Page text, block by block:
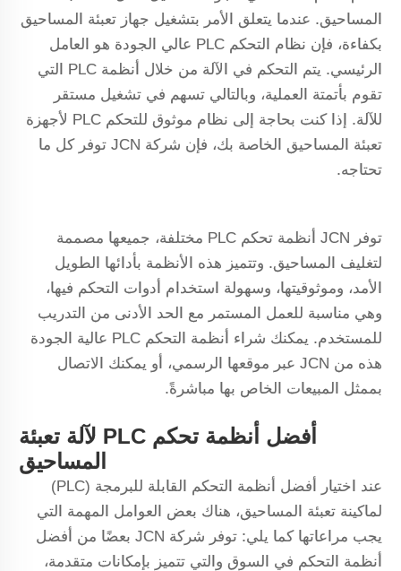
المساحيق. عندما يتعلق الأمر بتشغيل جهاز تعبئة المساحيق
بكفاءة، فإن نظام التحكم PLC عالي الجودة هو العامل
الرئيسي. يتم التحكم في الآلة من خلال أنظمة PLC التي
تقوم بأتمتة العملية، وبالتالي تسهم في تشغيل مستقر
للآلة. إذا كنت بحاجة إلى نظام موثوق للتحكم PLC لأجهزة
تعبئة المساحيق الخاصة بك، فإن شركة JCN توفر كل ما
تحتاجه.
توفر JCN أنظمة تحكم PLC مختلفة، جميعها مصممة
لتغليف المساحيق. وتتميز هذه الأنظمة بأدائها الطويل
الأمد، وموثوقيتها، وسهولة استخدام أدوات التحكم فيها،
وهي مناسبة للعمل المستمر مع الحد الأدنى من التدريب
للمستخدم. يمكنك شراء أنظمة التحكم PLC عالية الجودة
هذه من JCN عبر موقعها الرسمي، أو يمكنك الاتصال
بممثل المبيعات الخاص بها مباشرةً.
أفضل أنظمة تحكم PLC لآلة تعبئة
المساحيق
عند اختيار أفضل أنظمة التحكم القابلة للبرمجة (PLC)
لماكينة تعبئة المساحيق، هناك بعض العوامل المهمة التي
يجب مراعاتها كما يلي: توفر شركة JCN بعضًا من أفضل
أنظمة التحكم في السوق والتي تتميز بإمكانات متقدمة،